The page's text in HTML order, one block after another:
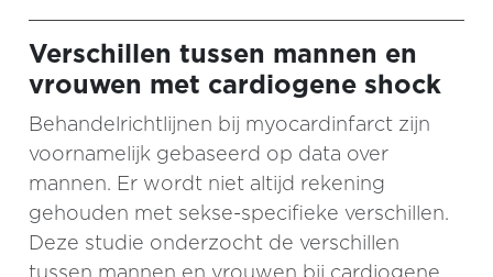
Verschillen tussen mannen en
vrouwen met cardiogene shock
Behandelrichtlijnen bij myocardinfarct zijn
voornamelijk gebaseerd op data over
mannen. Er wordt niet altijd rekening
gehouden met sekse-specifieke verschillen.
Deze studie onderzocht de verschillen
tussen mannen en vrouwen bij cardiogene